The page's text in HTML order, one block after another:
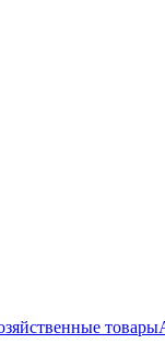
товары